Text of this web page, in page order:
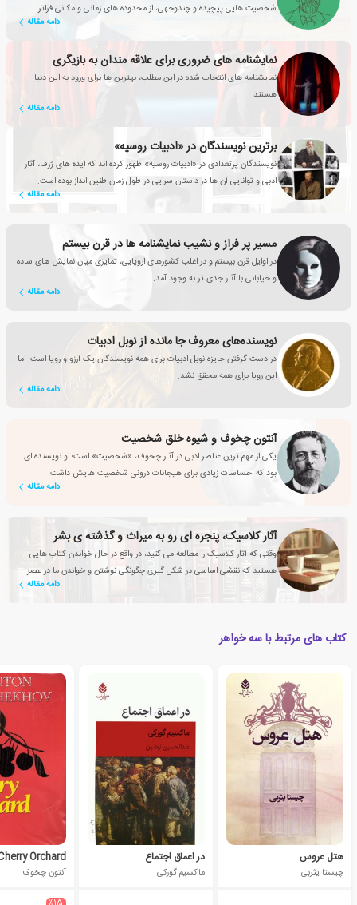
شخصیت هایی پیچیده و چندوجهی، از محدوده های زمانی و مکانی فراتر
ادامه مقاله
نمایشنامه های ضروری برای علاقه مندان به بازیگری
نمایشنامه های انتخاب شده در این مطلب، بهترین ها برای ورود به این دنیا
هستند
ادامه مقاله
برترین نویسندگان در «ادبیات روسیه»
نویسندگان پرتعدادی در «ادبیات روسیه» ظهور کرده اند که ایده های ژرف، آثار
ادبی و توانایی آن ها در داستان سرایی در طول زمان طنین انداز بوده است.
ادامه مقاله
مسیر پر فراز و نشیب نمایشنامه ها در قرن بیستم
در اوایل قرن بیستم و در اغلب کشورهای اروپایی، تمایزی میان نمایش های ساده
و خیابانی با آثار جدی تر به وجود آمد.
ادامه مقاله
نویسنده‌های معروف جا مانده از نوبل ادبیات
در دست گرفتن جایزه نوبل ادبیات برای همه نویسندگان یک آرزو و رویا است. اما
این رویا برای همه محقق نشد.
ادامه مقاله
آنتون چخوف و شیوه خلق شخصیت
یکی از مهم ترین عناصر ادبی در آثار چخوف، «شخصیت» است؛ او نویسنده ای
بود که احساسات زیادی برای هیجانات درونی شخصیت هایش داشت.
ادامه مقاله
آثار کلاسیک، پنجره ای رو به میراث و گذشته ی بشر
وقتی که آثار کلاسیک را مطالعه می کنید، در واقع در حال خواندن کتاب هایی
هستید که نقشی اساسی در شکل گیری چگونگی نوشتن و خواندن ما در عصر
ادامه مقاله
کتاب های مرتبط با سه خواهر
هتل عروس
چیستا یثربی
در اعماق اجتماع
ماکسیم گورکی
Orchard
آنتون چخوف